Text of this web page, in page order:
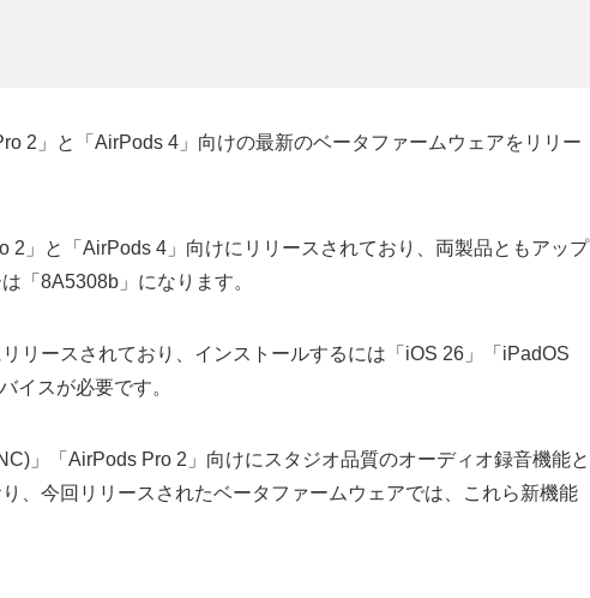
2」と「AirPods 4」向けの最新のベータファームウェアをリリー
2」と「AirPods 4」向けにリリースされており、両製品ともアップ
「8A5308b」になります。
リースされており、インストールするには「iOS 26」「iPadOS
イスが必要です。
」「AirPods Pro 2」向けにスタジオ品質のオーディオ録音機能と
、今回リリースされたベータファームウェアでは、これら新機能